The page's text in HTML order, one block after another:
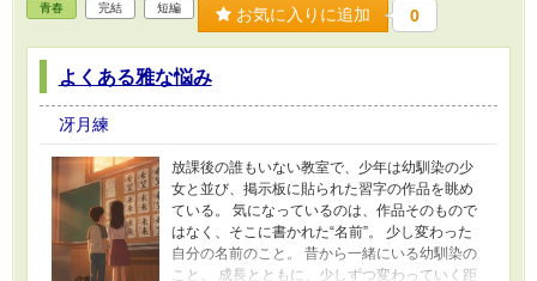
青春 完結 短編 お気に入りに追加 0
よくある雅な悩み
冴月練
放課後の誰もいない教室で、少年は幼馴染の少
女と並び、掲示板に貼られた習字の作品を眺め
ている。 気になっているのは、作品そのもので
はなく、そこに書かれた“名前”。 少し変わった
自分の名前のこと。 昔から一緒にいる幼馴染の
こと。 成長とともに、少しずつ変わっていく距